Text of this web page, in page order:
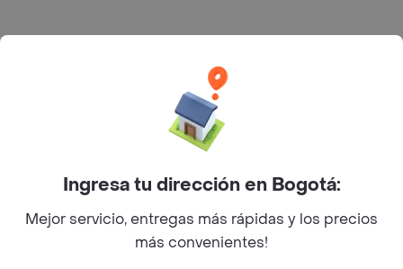
Bogotá D.C. --- notificacionesrappi@rappi.com
Ingresa tu dirección en Bogotá:
Mejor servicio, entregas más rápidas y los precios
más convenientes!